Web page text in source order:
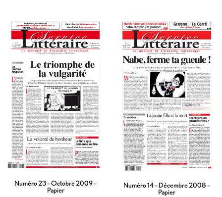
Numéro 23 – Octobre 2009 –
Papier
Numéro 14 – Décembre 2008 –
Papier